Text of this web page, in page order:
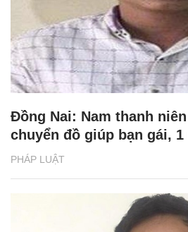
PHÁP LUẬT
Đồng Nai: Nam thanh
chuyển đồ giúp bạn gái,